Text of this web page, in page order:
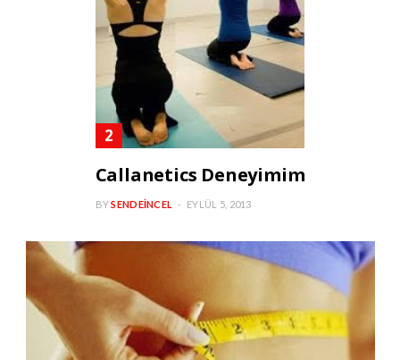
Callanetics Deneyimim
BYSENDEINCEL EYLÜL 5, 2013